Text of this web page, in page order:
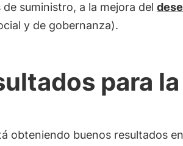
suministro, a la mejora del
y de gobernanza).
para la
obteniendo buenos resultados